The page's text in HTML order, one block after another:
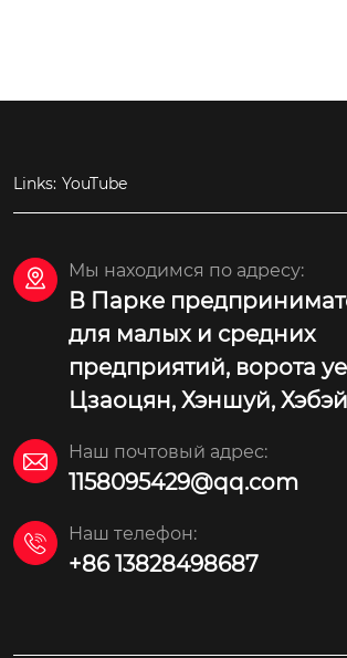
Links: YouTube
 Мы находимся по адресу:
В Парке
для малых и средних
предприятий, ворота
Цзаоцян, Хэншуй,
 Наш почтовый адрес:
1158095429@qq.com
 Наш телефон:
+86 13828498687